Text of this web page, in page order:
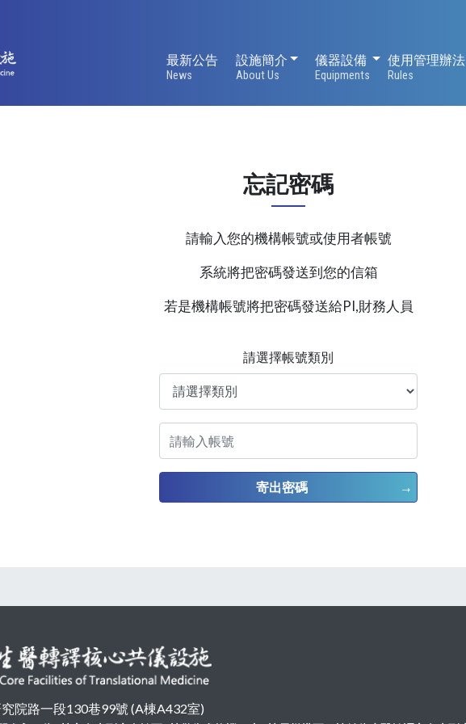
最新公告
News
設施簡介
About Us
設施簡介儀器設備
Equipments
儀器設備
使用管理辦法
Rules
忘記密碼
請輸入您的機構帳號或使用者帳號
系統將把密碼發送到您的信箱
若是機構帳號將把密碼發送給PI,財務人員
請選擇帳號類別
寄出密碼
院路一段130巷99號 (A棟A432室)